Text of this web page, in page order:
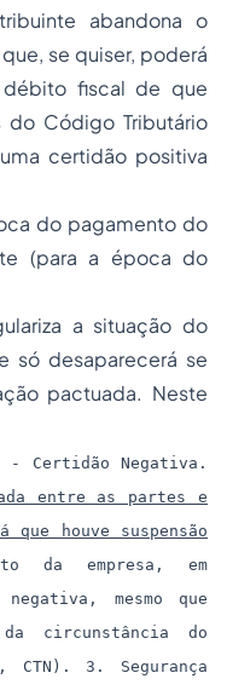
abandona o
se quiser, poderá
fiscal de que
Código Tributário
certidão positiva
do pagamento do
(para a época do
a situação do
só desaparecerá se
pactuada. Neste
Certidão Negativa.
entre as partes e
houve suspensão
da empresa, em
mesmo que
circunstância do
3. Segurança